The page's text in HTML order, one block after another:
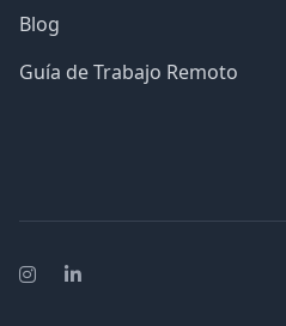
Blog
Guía de Trabajo Remoto